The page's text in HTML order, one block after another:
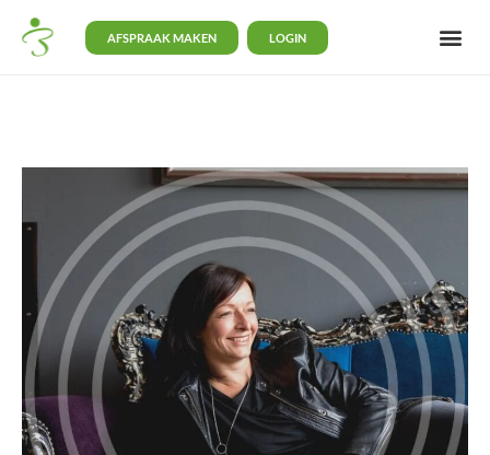
AFSPRAAK MAKEN LOGIN